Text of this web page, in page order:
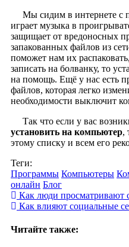
Мы сидим в интернете с
играет музыка в
защищает от вредоносных
запакованных файлов из
поможет нам их
записать на болванку, то
на помощь. Ещё у нас есть
файлов, которая легко
необходимости выключит
Так что если у вас
установить на компьютер,
этому списку и всем его
Теги:
Программы Компьютеры
онлайн Блог
Как люди просматривают
Как влияют социальные
Читайте также: